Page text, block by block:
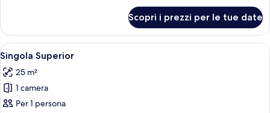
Superior
Scopri i prezzi per le tue date
Apri
tutte
le
foto
per
Una camera d'albergo con un letto,
3
Singola Superior
25 m²
1 camera
Per 1 persona